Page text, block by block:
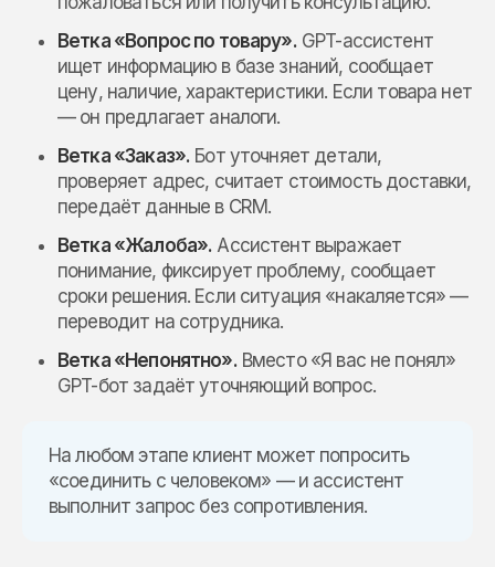
Ветка «Вопрос по товару».GPT-ассистент
ищет информацию в базе знаний, сообщает
цену, наличие, характеристики. Если товара нет
— он предлагает аналоги.
Ветка «Заказ». Бот уточняет детали,
проверяет адрес, считает стоимость доставки,
передаёт данные в CRM.
Ветка «Жалоба». Ассистент выражает
понимание, фиксирует проблему, сообщает
сроки решения. Если ситуация «накаляется» —
переводит на сотрудника.
Ветка «Непонятно».Вместо «Я вас не понял»
GPT-бот задаёт уточняющий вопрос.
На любом этапе клиент может попросить
«соединить с человеком» — и ассистент
выполнит запрос без сопротивления.